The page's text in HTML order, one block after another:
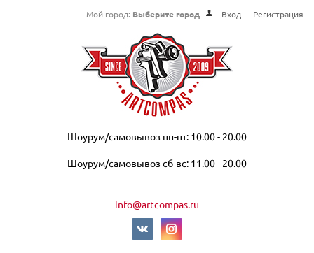
Мой город: Выберите город Вход Регистрация
Шоурум/самовывоз пн-пт: 10.00 - 20.00
Шоурум/самовывоз сб-вс: 11.00 - 20.00
info@artcompas.ru